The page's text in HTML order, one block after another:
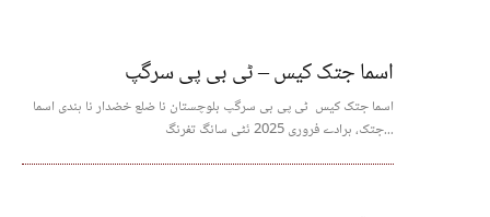
اسما جتک کیس – ٹی بی پی سرگپ
اسما جتک کیس ٹی پی بی سرگپ بلوچستان نا ضلع خضدار نا ہندی اسما
جتک، ہرادے فروری 2025 ئٹی سانگ تفرنگ...